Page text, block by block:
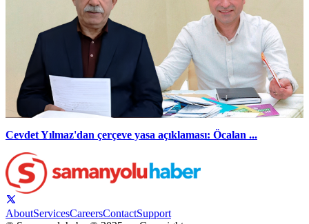
Cevdet Yılmaz'dan çerçeve yasa açıklaması: Öcalan ...
AboutServicesCareersContactSupport